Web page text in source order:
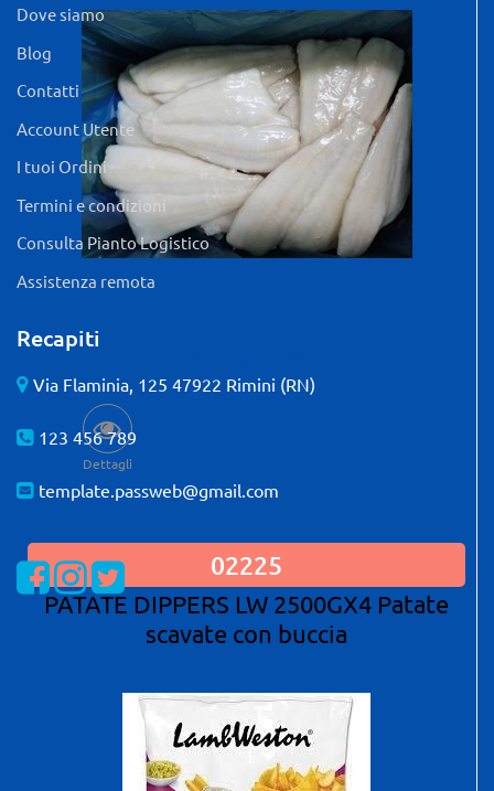
Dettagli
02225
PATATE DIPPERS LW 2500GX4 Patate
scavate con buccia
Dove siamo
Blog
Contatti
Account Utente
I tuoi Ordini
Termini e condizioni
Consulta Pianto Logistico
Assistenza remota
Recapiti
Via Flaminia, 125 47922 Rimini (RN)
123 456 789
template.passweb@gmail.com
Visualizza la nostra pagina Facebook
Visualizza il nostro profilo Instagram
Visualizza il nostro profilo Twitter